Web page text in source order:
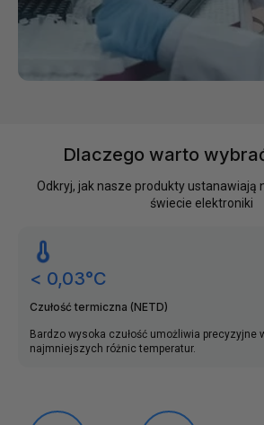
Dlaczego warto
Odkryj, jak nasze produkty ustanawiają
świecie elektroniki
< 0,03°C
Czułość termiczna (NETD)
Bardzo wysoka czułość umożliwia precyzyjne
najmniejszych różnic temperatur.